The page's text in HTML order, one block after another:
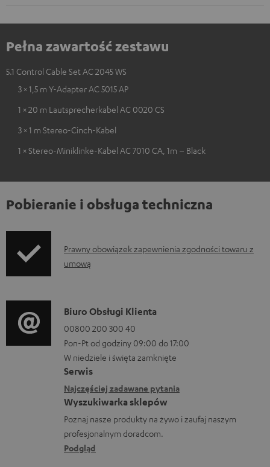
Pełna zawartość zestawu
5.1 Control Cable Set AC 2045 WS
3 × 1,5 m Y-Adapter AC 5015 AP
1 × 20 m Lautsprecherkabel AC 0020 CS
3 × 1 m Stereo-Cinch-Kabel
1 × Stereo-Miniklinke-Kabel AC 7010 CA, 1m – Black
Pobieranie i obsługa techniczna
I
n
o
r
m
a
c
j
e
d
o
Prawny obowiązek zapewnienia zgodności towaru z
umową
D
a
n
e
k
o
n
t
a
Biuro Obsługi Klienta
00800 200 300 40
Pon-Pt od godziny 09:00 do 17:00
W niedziele i święta zamknięte
Serwis
Najczęściej zadawane pytania
Wyszukiwarka sklepów
Poznaj nasze produkty na żywo i zaufaj naszym
profesjonalnym doradcom.
Podgląd